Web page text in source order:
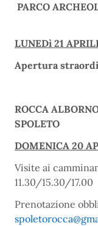
PARCO
LUNEDì 21
Apertura
ROCCA
SPOLETO
DOMENICA 20
Visite ai
11.30/15.30/17.00
Prenotazione